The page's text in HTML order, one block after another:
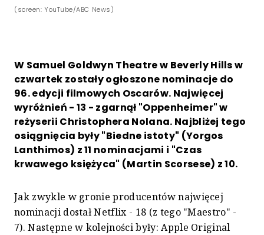
(screen: YouTube/ABC News)
W Samuel Goldwyn Theatre w Beverly Hills w
czwartek zostały ogłoszone nominacje do
96. edycji filmowych Oscarów. Najwięcej
wyróżnień - 13 - zgarnął "Oppenheimer" w
reżyserii Christophera Nolana. Najbliżej tego
osiągnięcia były "Biedne istoty" (Yorgos
Lanthimos) z 11 nominacjami i "Czas
krwawego księżyca" (Martin Scorsese) z 10.
Jak zwykle w gronie producentów najwięcej
nominacji dostał Netflix - 18 (z tego "Maestro" -
7). Następne w kolejności były: Apple Original